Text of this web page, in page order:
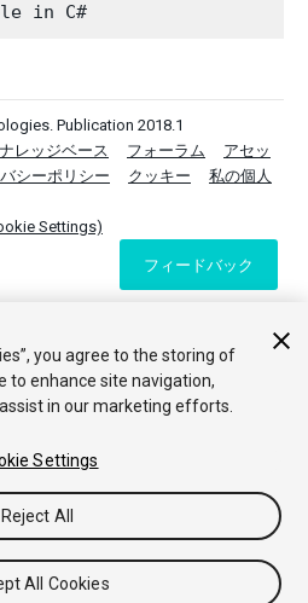
in C#
Publication 2018.1
ナレッジベース フォーラム
アセッ
シーポリシー クッキー
私の個人
Settings)
フィードバック
you agree to the storing of
to enhance site navigation,
in our marketing efforts.
Settings
Reject All
All Cookies